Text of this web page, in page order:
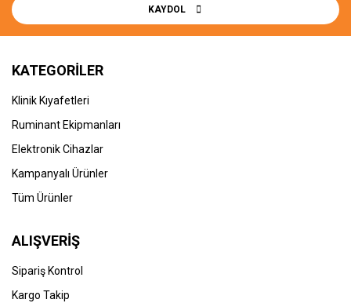
KAYDOL
KATEGORİLER
Klinik Kıyafetleri
Ruminant Ekipmanları
Elektronik Cihazlar
Kampanyalı Ürünler
Tüm Ürünler
ALIŞVERİŞ
Sipariş Kontrol
Kargo Takip